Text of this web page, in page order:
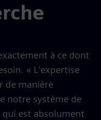
à ce dont
« L'expertise
de manière
notre système de
est absolument